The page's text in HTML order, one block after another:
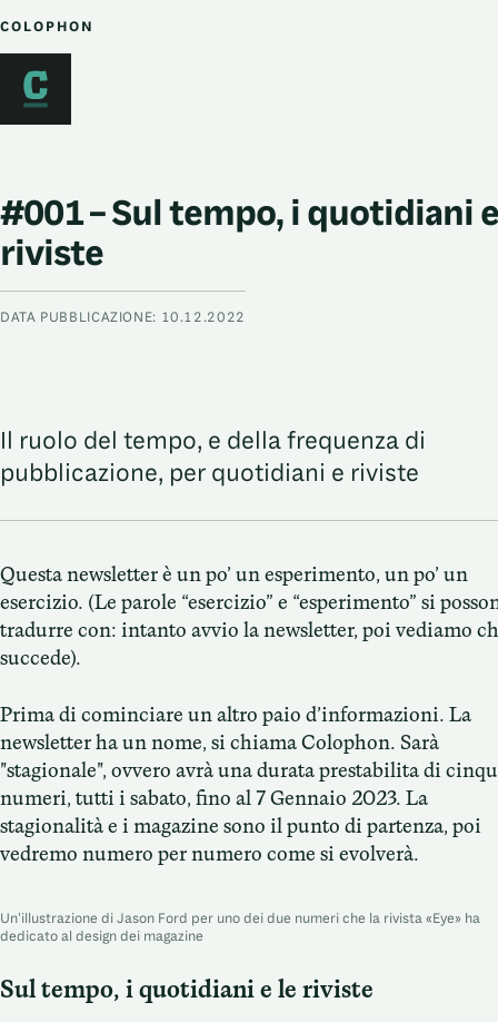
COLOPHON
#001 – Sul tempo, i quotidiani
riviste
DATA PUBBLICAZIONE: 10.12.2022
Il ruolo del tempo, e della frequenza di
pubblicazione, per quotidiani e riviste
Questa newsletter è un po’ un esperimento, un po’ un
esercizio. (Le parole “esercizio” e “esperimento” si
tradurre con: intanto avvio la newsletter, poi vediamo
succede).
Prima di cominciare un altro paio d’informazioni. La
newsletter ha un nome, si chiama Colophon. Sarà
"stagionale", ovvero avrà una durata prestabilita di
numeri, tutti i sabato, fino al 7 Gennaio 2023. La
stagionalità e i magazine sono il punto di partenza, poi
vedremo numero per numero come si evolverà.
Un'illustrazione di Jason Ford per uno dei due numeri che la rivista «Eye» ha
dedicato al design dei magazine
Sul tempo, i quotidiani e le riviste